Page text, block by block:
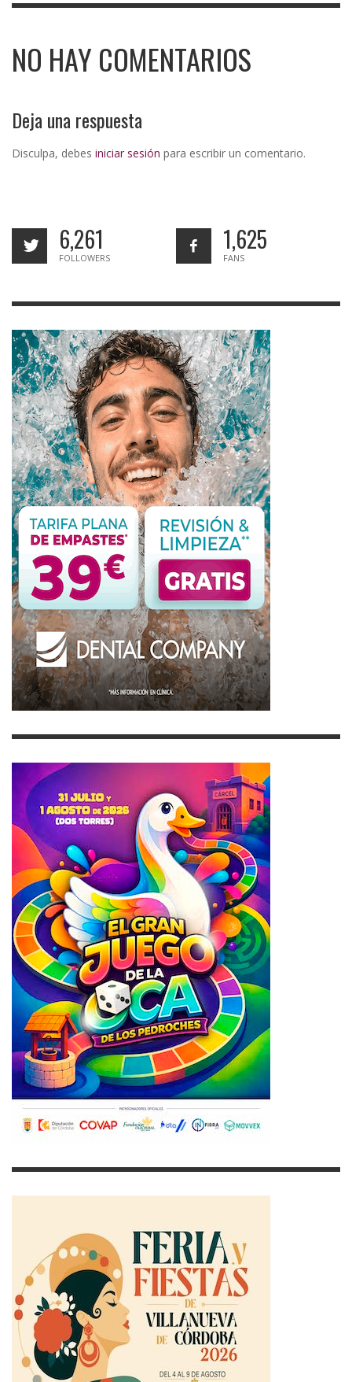
NO HAY COMENTARIOS
Deja una respuesta
Disculpa, debes iniciar sesión para escribir un comentario.
6,261
FOLLOWERS
1,625
FANS